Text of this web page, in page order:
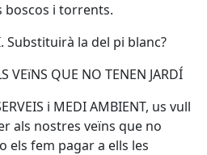
boscos i torrents.
Substituirà la del pi blanc?
VEïNS QUE NO TENEN JARDÍ
i MEDI AMBIENT, us vull
als nostres veïns que no
els fem pagar a ells les